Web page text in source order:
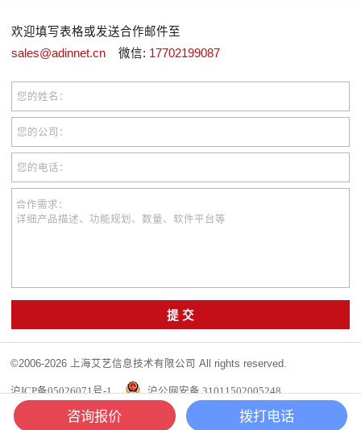
欢迎填写表格或发送合作邮件至
sales@adinnet.cn 微信: 17702199087
您的姓名：
您的公司：
您的电话：
合作需求：
详细产品描述、功能规划、数量、软件平台等
提 交
©2006-2026 上海艾艺信息技术有限公司 All rights reserved.
沪ICP备05026071号-1 沪公网安备 31011502005248
咨询报价 拨打电话